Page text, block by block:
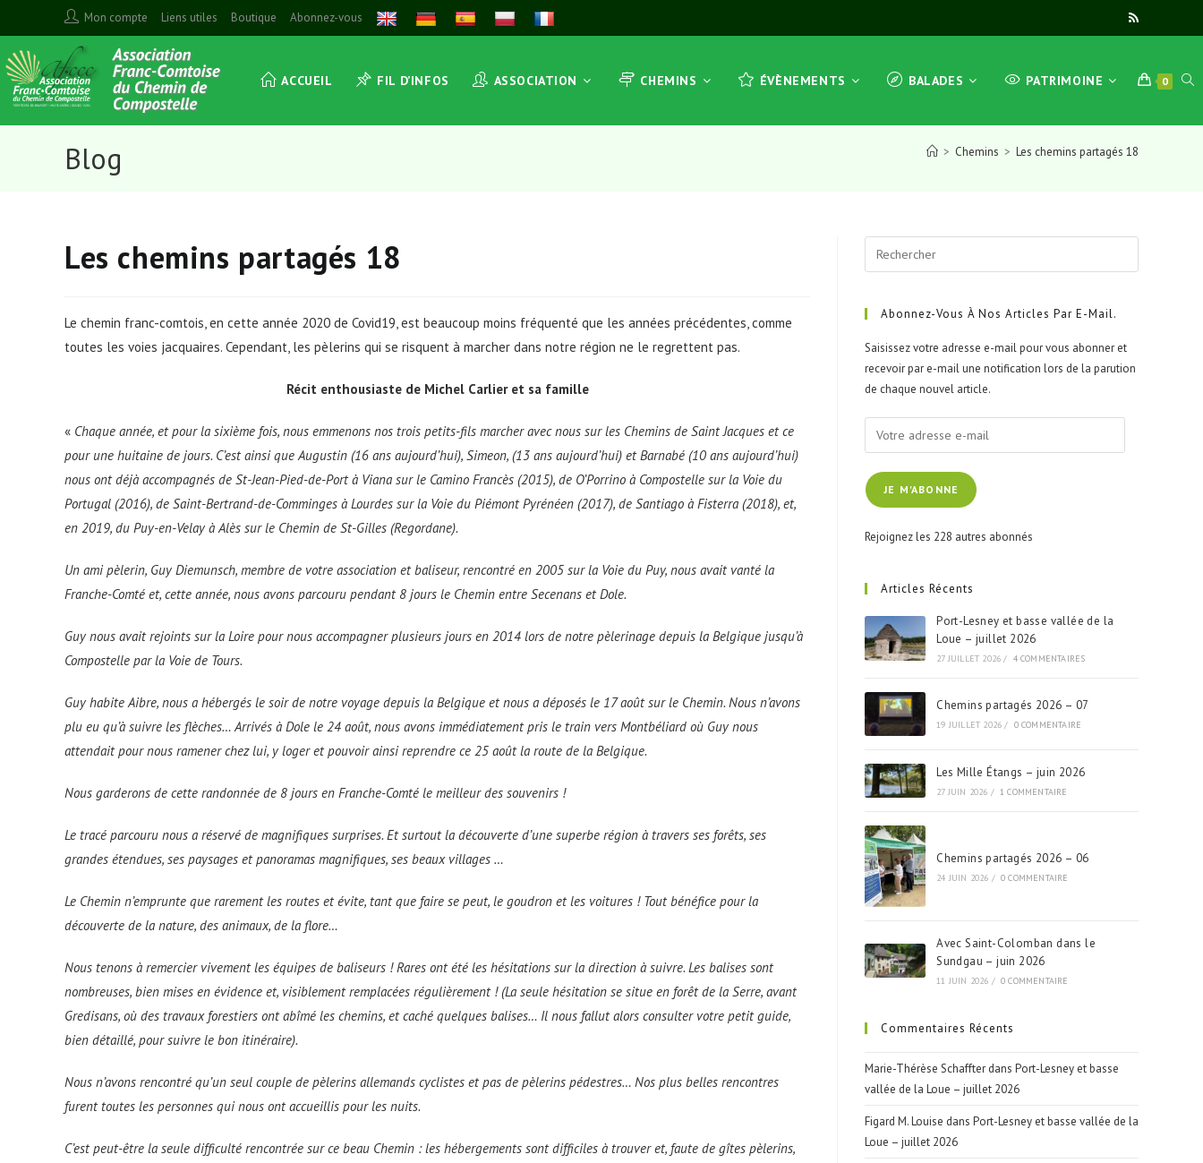
to
content
Mon compte Liens utiles Boutique Abonnez-vous
ACCUEIL FIL D’INFOS ASSOCIATION CHEMINS ÉVÈNEMENTS BALADES PATRIMOINE 0
Blog > Chemins > Les chemins partagés 18
Les chemins partagés 18
Le chemin franc-comtois, en cette année 2020 de Covid19, est beaucoup moins fréquenté que les années précédentes, comme
toutes les voies jacquaires. Cependant, les pèlerins qui se risquent à marcher dans notre région ne le regrettent pas.
Récit enthousiaste de Michel Carlier et sa famille
« Chaque année, et pour la sixième fois, nous emmenons nos trois petits-fils marcher avec nous sur les Chemins de Saint Jacques et ce
pour une huitaine de jours. C’est ainsi que Augustin (16 ans aujourd’hui), Simeon, (13 ans aujourd’hui) et Barnabé (10 ans aujourd’hui)
nous ont déjà accompagnés de St-Jean-Pied-de-Port à Viana sur le Camino Francès (2015), de O’Porrino à Compostelle sur la Voie du
Portugal (2016), de Saint-Bertrand-de-Comminges à Lourdes sur la Voie du Piémont Pyrénéen (2017), de Santiago à Fisterra (2018), et,
en 2019, du Puy-en-Velay à Alès sur le Chemin de St-Gilles (Regordane).
Un ami pèlerin, Guy Diemunsch, membre de votre association et baliseur, rencontré en 2005 sur la Voie du Puy, nous avait vanté la
Franche-Comté et, cette année, nous avons parcouru pendant 8 jours le Chemin entre Secenans et Dole.
Guy nous avait rejoints sur la Loire pour nous accompagner plusieurs jours en 2014 lors de notre pèlerinage depuis la Belgique jusqu’à
Compostelle par la Voie de Tours.
Guy habite Aibre, nous a hébergés le soir de notre voyage depuis la Belgique et nous a déposés le 17 août sur le Chemin. Nous n’avons
plu eu qu’à suivre les flèches… Arrivés à Dole le 24 août, nous avons immédiatement pris le train vers Montbéliard où Guy nous
attendait pour nous ramener chez lui, y loger et pouvoir ainsi reprendre ce 25 août la route de la Belgique.
Nous garderons de cette randonnée de 8 jours en Franche-Comté le meilleur des souvenirs !
Le tracé parcouru nous a réservé de magnifiques surprises. Et surtout la découverte d’une superbe région à travers ses forêts, ses
grandes étendues, ses paysages et panoramas magnifiques, ses beaux villages …
Le Chemin n’emprunte que rarement les routes et évite, tant que faire se peut, le goudron et les voitures ! Tout bénéfice pour la
découverte de la nature, des animaux, de la flore…
Nous tenons à remercier vivement les équipes de baliseurs ! Rares ont été les hésitations sur la direction à suivre. Les balises sont
nombreuses, bien mises en évidence et, visiblement remplacées régulièrement ! (La seule hésitation se situe en forêt de la Serre, avant
Gredisans, où des travaux forestiers ont abîmé les chemins, et caché quelques balises… Il nous fallut alors consulter votre petit guide,
bien détaillé, pour suivre le bon itinéraire).
Nous n’avons rencontré qu’un seul couple de pèlerins allemands cyclistes et pas de pèlerins pédestres… Nos plus belles rencontres
furent toutes les personnes qui nous ont accueillis pour les nuits.
C’est peut-être la seule difficulté rencontrée sur ce beau Chemin : les hébergements sont difficiles à trouver et, faute de gîtes pèlerins,
Escape
Abonnez-Vous À Nos Articles Par E-Mail.
Saisissez votre adresse e-mail pour vous abonner et
recevoir par e-mail une notification lors de la parution
de chaque nouvel article.
Votre
adresse
e-
mailJE M'ABONNE
Rejoignez les 228 autres abonnés
Articles Récents
Port-Lesney et basse vallée de la
Loue – juillet 2026
27 JUILLET 2026 / 4 COMMENTAIRES
Chemins partagés 2026 – 07
19 JUILLET 2026 / 0 COMMENTAIRE
Les Mille Étangs – juin 2026
27 JUIN 2026 / 1 COMMENTAIRE
Chemins partagés 2026 – 06
24 JUIN 2026 / 0 COMMENTAIRE
Avec Saint-Colomban dans le
Sundgau – juin 2026
11 JUIN 2026 / 0 COMMENTAIRE
Commentaires Récents
Marie-Thérèse Schaffter dans Port-Lesney et basse
vallée de la Loue – juillet 2026
Figard M. Louise dans Port-Lesney et basse vallée de la
Loue – juillet 2026